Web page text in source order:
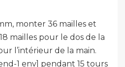
monter 36 mailles et
mailles pour le dos de la
l’intérieur de la main.
1 env] pendant 15 tours